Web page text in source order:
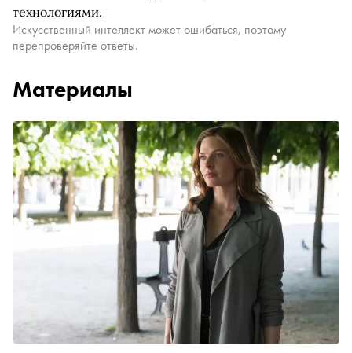
технологиями.
Искусственный интеллект может ошибаться, поэтому
перепроверяйте ответы.
Материалы